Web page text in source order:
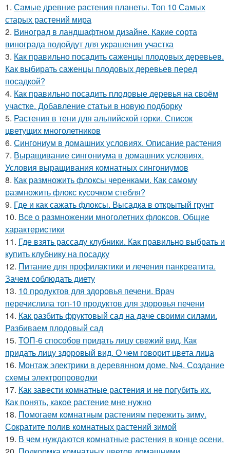
1. Самые древние растения планеты. Топ 10 Самых
старых растений мира
2. Виноград в ландшафтном дизайне. Какие сорта
винограда подойдут для украшения участка
3. Как правильно посадить саженцы плодовых деревьев.
Как выбирать саженцы плодовых деревьев перед
посадкой?
4. Как правильно посадить плодовые деревья на своём
участке. Добавление статьи в новую подборку
5. Растения в тени для альпийской горки. Список
цветущих многолетников
6. Сингониум в домашних условиях. Описание растения
7. Выращивание сингониума в домашних условиях.
Условия выращивания комнатных сингониумов
8. Как размножить флоксы черенками. Как самому
размножить флокс кусочком стебля?
9. Где и как сажать флоксы. Высадка в открытый грунт
10. Все о размножении многолетних флоксов. Общие
характеристики
11. Где взять рассаду клубники. Как правильно выбрать и
купить клубнику на посадку
12. Питание для профилактики и лечения панкреатита.
Зачем соблюдать диету
13. 10 продуктов для здоровья печени. Врач
перечислила топ-10 продуктов для здоровья печени
14. Как разбить фруктовый сад на даче своими силами.
Разбиваем плодовый сад
15. ТОП-6 способов придать лицу свежий вид. Как
придать лицу здоровый вид. О чем говорит цвета лица
16. Монтаж электрики в деревянном доме. №4. Создание
схемы электропроводки
17. Как завести комнатные растения и не погубить их.
Как понять, какое растение мне нужно
18. Помогаем комнатным растениям пережить зиму.
Сократите полив комнатных растений зимой
19. В чем нуждаются комнатные растения в конце осени.